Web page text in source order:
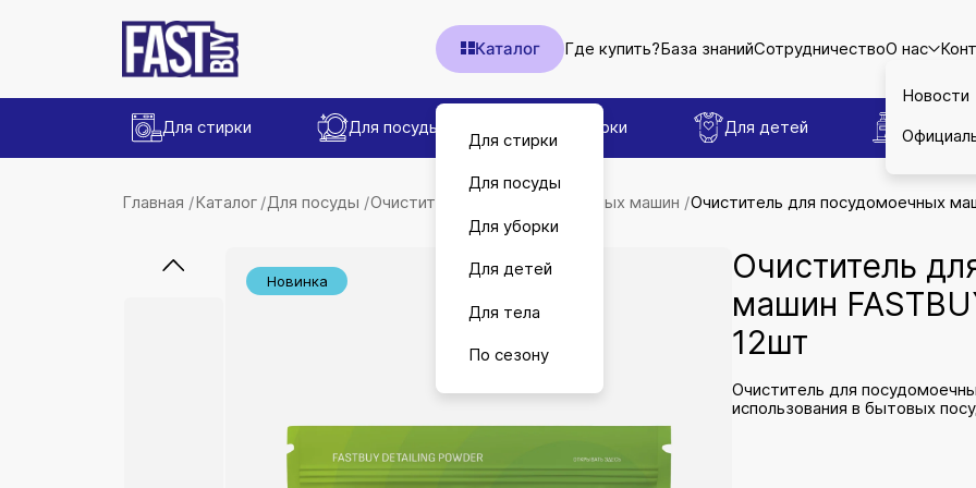
Каталог
Для стирки
Для посуды
Для уборки
Для детей
Для тела
По сезону
Где купить?База знанийСотрудничествоО нас
Новости
Для стирки Для посуды Для уборки Для детей Для тела
Главная Каталог Для посуды Очистители для посудомоечных машин Очиститель для посудомоечных
Новинка
Очиститель
машин
12шт
Очиститель для
использования в бытовых